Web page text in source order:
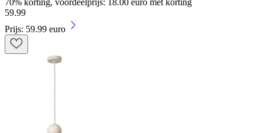
70% korting, voordeelprijs: 18.00 euro met korting
59.99
Prijs: 59.99 euro